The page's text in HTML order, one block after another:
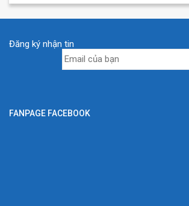
Đăng ký nhận tin
FANPAGE FACEBOOK